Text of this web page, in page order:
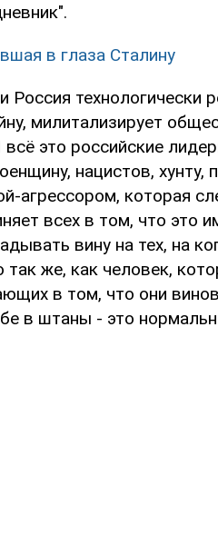
в глаза Сталину
технологически
милитализирует
всё это российские
нацистов,
агрессором, которая
всех в том, что это
вину на тех, на
так же, как человек,
в том, что они
в штаны - это